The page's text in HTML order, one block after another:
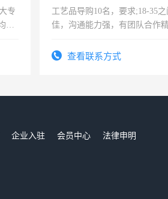
专
，
工艺品导购10名，要求;18-35
佳，沟通能力强，有团队合作
查看联系方式
企业入驻 会员中心
法律申明